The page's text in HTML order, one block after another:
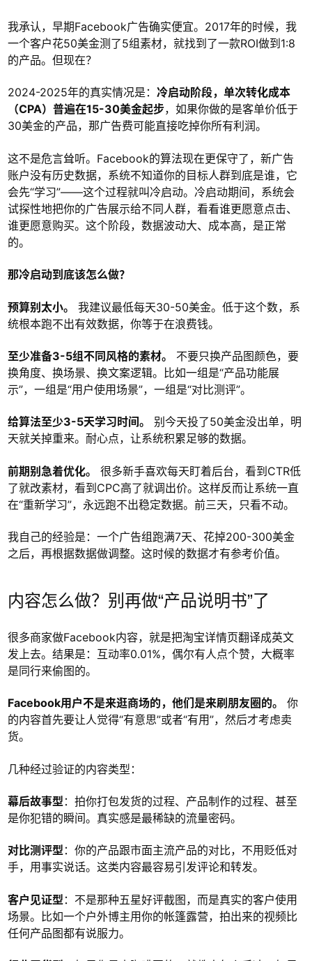
我承认，早期Facebook广告确实便宜。2017年的时候，我
一个客户花50美金测了5组素材，就找到了一款ROI做到1:8
的产品。但现在？
2024-2025年的真实情况是： 冷启动阶段，单次转化成本
（CPA）普遍在15-30美金起步，如果你做的是客单价低于
30美金的产品，那广告费可能直接吃掉你所有利润。
这不是危言耸听。Facebook的算法现在更保守了，新广告
账户没有历史数据，系统不知道你的目标人群到底是谁，它
会先“学习”——这个过程就叫冷启动。冷启动期间，系统会
试探性地把你的广告展示给不同人群，看看谁更愿意点击、
谁更愿意购买。这个阶段，数据波动大、成本高，是正常
的。
那冷启动到底该怎么做？
预算别太小。
我建议最低每天30-50美金。低于这个数，系
统根本跑不出有效数据，你等于在浪费钱。
至少准备3-5组不同风格的素材。
不要只换产品图颜色，要
换角度、换场景、换文案逻辑。比如一组是“产品功能展
示”，一组是“用户使用场景”，一组是“对比测评”。
给算法至少3-5天学习时间。
别今天投了50美金没出单，明
天就关掉重来。耐心点，让系统积累足够的数据。
前期别急着优化。
很多新手喜欢每天盯着后台，看到CTR低
了就改素材，看到CPC高了就调出价。这样反而让系统一直
在“重新学习”，永远跑不出稳定数据。前三天，只看不动。
我自己的经验是：一个广告组跑满7天、花掉200-300美金
之后，再根据数据做调整。这时候的数据才有参考价值。
内容怎么做？别再做“产品说明书”了
很多商家做Facebook内容，就是把淘宝详情页翻译成英文
发上去。结果是：互动率0.01%，偶尔有人点个赞，大概率
是同行来偷图的。
Facebook用户不是来逛商场的，他们是来刷朋友圈的。
你
的内容首先要让人觉得“有意思”或者“有用”，然后才考虑卖
货。
几种经过验证的内容类型：
幕后故事型：拍你打包发货的过程、产品制作的过程、甚至
是你犯错的瞬间。真实感是最稀缺的流量密码。
对比测评型：你的产品跟市面主流产品的对比，不用贬低对
手，用事实说话。这类内容最容易引发评论和转发。
客户见证型 ：不是那种五星好评截图，而是真实的客户使用
场景。比如一个户外博主用你的帐篷露营，拍出来的视频比
任何产品图都有说服力。